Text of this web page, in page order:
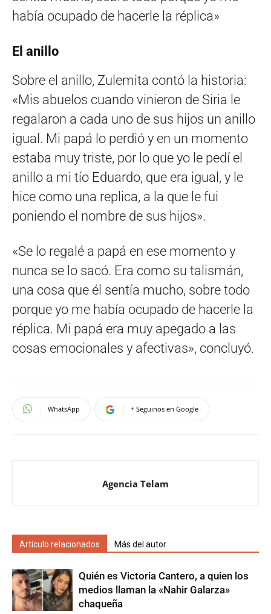
había ocupado de hacerle la réplica»
El anillo
Sobre el anillo, Zulemita contó la historia:
«Mis abuelos cuando vinieron de Siria le
regalaron a cada uno de sus hijos un anillo
igual. Mi papá lo perdió y en un momento
estaba muy triste, por lo que yo le pedí el
anillo a mi tío Eduardo, que era igual, y le
hice como una replica, a la que le fui
poniendo el nombre de sus hijos».
«Se lo regalé a papá en ese momento y
nunca se lo sacó. Era como su talismán,
una cosa que él sentía mucho, sobre todo
porque yo me había ocupado de hacerle la
réplica. Mi papá era muy apegado a las
cosas emocionales y afectivas», concluyó.
WhatsApp + Seguinos en Google
Agencia Telam
Artículo relacionados Más del autor
Quién es Victoria Cantero, a quien los
medios llaman la «Nahir Galarza»
chaqueña